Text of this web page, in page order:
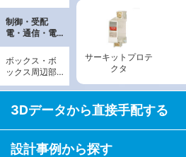
品
制御・受配
電・通信・電
ボックス・ボ
ックス周辺部
サーキットプロテ
クタ
3Dデータから直接手配する
設計事例から探す